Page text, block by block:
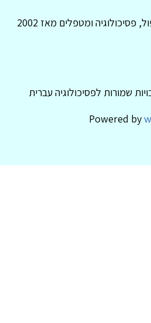
פסיכולוגיה ומטפלים מאז 2002
Powered by